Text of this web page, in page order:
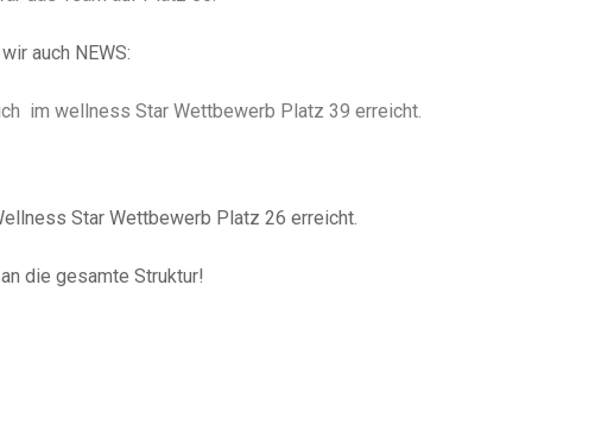
auch NEWS:
im wellness Star Wettbewerb Platz 39 erreicht.
Star Wettbewerb Platz 26 erreicht.
die gesamte Struktur!